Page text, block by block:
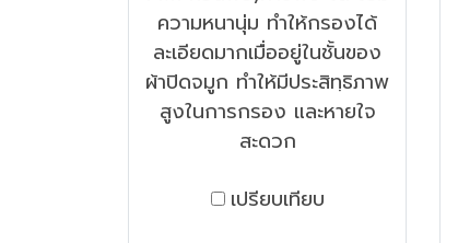
ความหนานุ่ม ทำให้กรองได้
ละเอียดมากเมื่ออยู่ในชั้นของ
ผ้าปิดจมูก ทำให้มีประสิทฺธิภาพ
สูงในการกรอง และหายใจ
สะดวก
เปรียบเทียบ